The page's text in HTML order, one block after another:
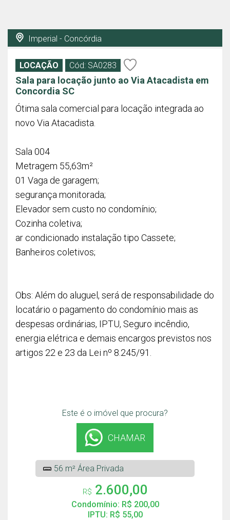
Imperial - Concórdia
LOCAÇÃO Cód: SA0283
Sala para locação junto ao Via Atacadista em
Concordia SC
Ótima sala comercial para locação integrada ao
novo Via Atacadista.
Sala 004
Metragem 55,63m²
01 Vaga de garagem;
segurança monitorada;
Elevador sem custo no condomínio;
Cozinha coletiva;
ar condicionado instalação tipo Cassete;
Banheiros coletivos;
Obs: Além do aluguel, será de responsabilidade do
locatário o pagamento do condomínio mais as
despesas ordinárias, IPTU, Seguro incêndio,
energia elétrica e demais encargos previstos nos
artigos 22 e 23 da Lei nº 8.245/91.
Este é o imóvel que procura?
CHAMAR
56 m² Área Privada
R$ 2.600,00
Condomínio: R$ 200,00
IPTU: R$ 55,00